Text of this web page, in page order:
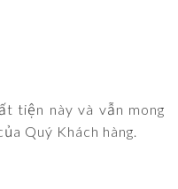
tiện này và vẫn mong
Quý Khách hàng.